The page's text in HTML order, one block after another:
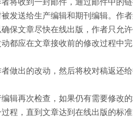
将收到一封邮件，通过邮件中的
发送给生产编辑和期刊编辑。作
保文章尽快在线出版，作者只允
都应在文章接收前的修改过程中完
做出的改动，然后将校对稿返还
辑再次检查，如果仍有需要修改
程，直到文章达到在线出版的标